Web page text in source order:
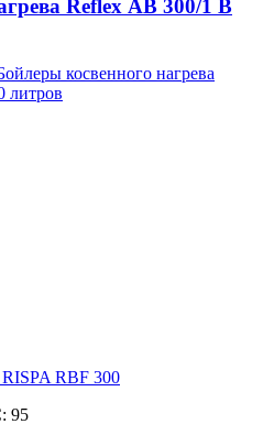
Reflex АB 300/1 B
косвенного нагрева
литров
RBF 300
95